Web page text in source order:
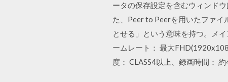
ータの保存設定を含むウィンド
た、Peer to Peerを用いたファイ
とせる」という意味を持つ。メ
ームレート： 最大
度： CLASS4以上、録画時間：